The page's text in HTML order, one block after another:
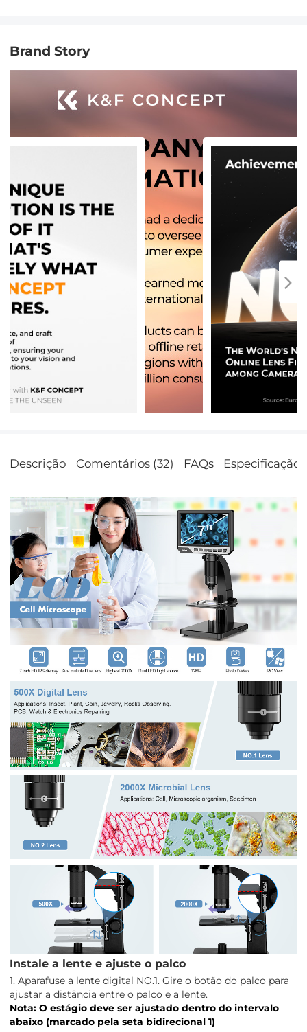
Brand Story
Descrição Comentários (32) FAQs Especificação
Instale a lente e ajuste o palco
1. Aparafuse a lente digital NO.1. Gire o botão do palco para
ajustar a distância entre o palco e a lente.
Nota: O estágio deve ser ajustado dentro do intervalo
abaixo (marcado pela seta bidirecional 1)